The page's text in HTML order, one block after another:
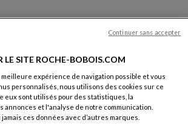
Autres coloris
le mode de fonctionnement de ce meuble de
aménagement intérieur est monté sur vérins
vous qui vous baissez, c'est lui qui vient à vous,
t...
technique
LE SITE ROCHE-BOBOIS.COM
expérience de navigation possible et vous
personnalisés, nous utilisons des cookies sur ce
eux sont utilisés pour des statistiques, la
annonces et l'analyse de notre communication.
ces données avec d’autres marques.
Continuer sans accepter